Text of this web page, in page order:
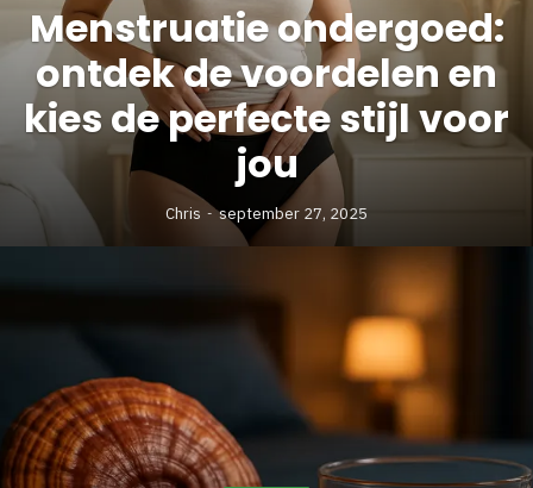
Menstruatie ondergoed:
ontdek de voordelen en
kies de perfecte stijl voor
jou
Chris september 27, 2025